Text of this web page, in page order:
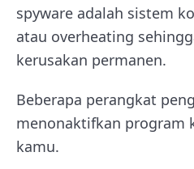
spyware adalah sistem
atau overheating
kerusakan permanen.
Beberapa perangkat
menonaktifkan program
kamu.